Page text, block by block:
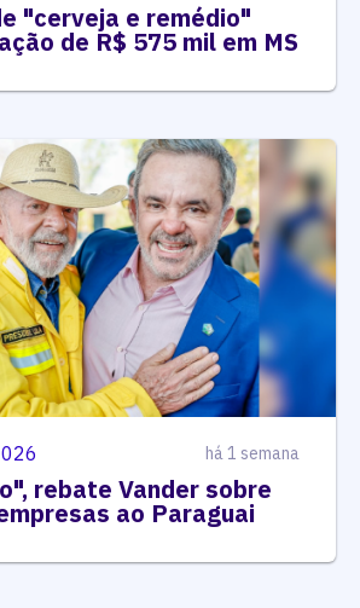
"cerveja e remédio"
de R$ 575 mil em MS
há 1 semana
rebate Vander sobre
ao Paraguai